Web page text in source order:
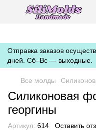
https://silimolds.com.ua//
domain-association
Отправка заказов
дней. Сб–Вс — выходные.
Все молды
Силиконовая
георгины
Артикул: 614 Оставить